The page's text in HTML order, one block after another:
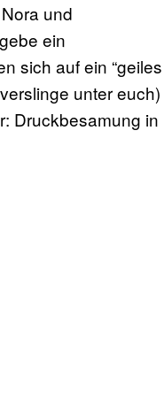
und
ein
sich auf ein “geiles
unter euch)
Druckbesamung in